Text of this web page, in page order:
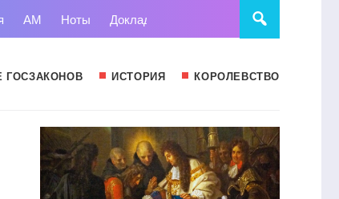
АМ Ноты Доклады Суд
ГОСЗАКОНОВ ИСТОРИЯ КОРОЛЕВСТВО